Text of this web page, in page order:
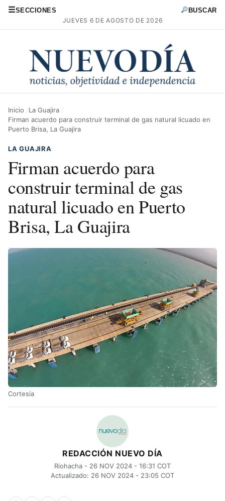
☰SECCIONES
JUEVES 6 DE AGOSTO DE 2026
BUSCAR
Inicio
La Guajira
Firman acuerdo para construir terminal de gas natural licuado en
Puerto Brisa, La Guajira
LA GUAJIRA
Firman acuerdo para
construir terminal de gas
natural licuado en Puerto
Brisa, La Guajira
Cortesía
REDACCIÓN NUEVO DÍA
Riohacha - 26 NOV 2024 - 16:31 COT
Actualizado: 26 NOV 2024 - 23:05 COT